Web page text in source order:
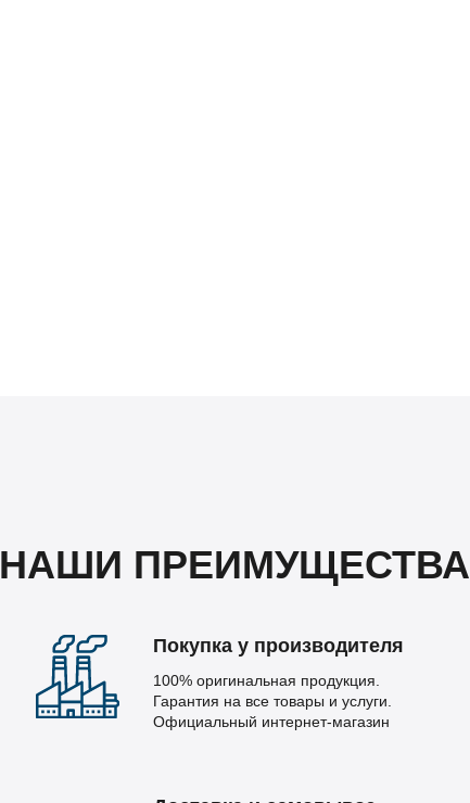
НАШИ ПРЕИМУЩЕСТВА
Покупка у производителя
100% оригинальная продукция.
Гарантия на все товары и услуги.
Официальный интернет-магазин